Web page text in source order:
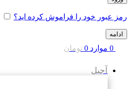
رمز عبور خود را فراموش کرده اید؟
ادامه
0 موارد 0 تومان
آجیل